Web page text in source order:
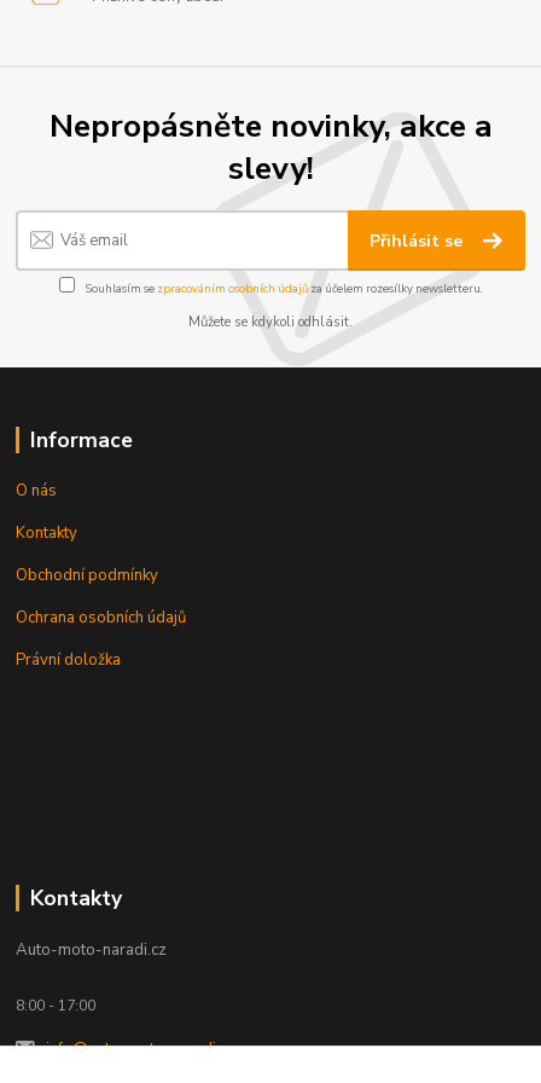
Nepropásněte novinky, akce a
slevy!
Přihlásit se
Souhlasím se zpracováním osobních údajůza účelem rozesílky newsletteru.
Můžete se kdykoli odhlásit.
Informace
O nás
Kontakty
Obchodní podmínky
Ochrana osobních údajů
Právní doložka
Kontakty
Auto-moto-naradi.cz
8:00 - 17:00
info@auto-moto-naradi.cz